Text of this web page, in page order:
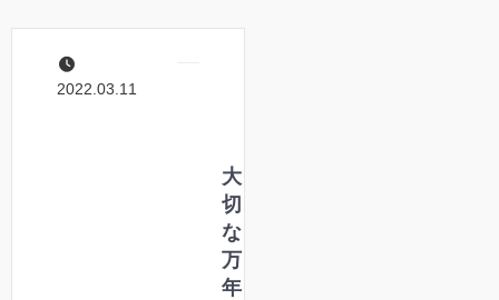
2022.03.11
大
切
な
万
年